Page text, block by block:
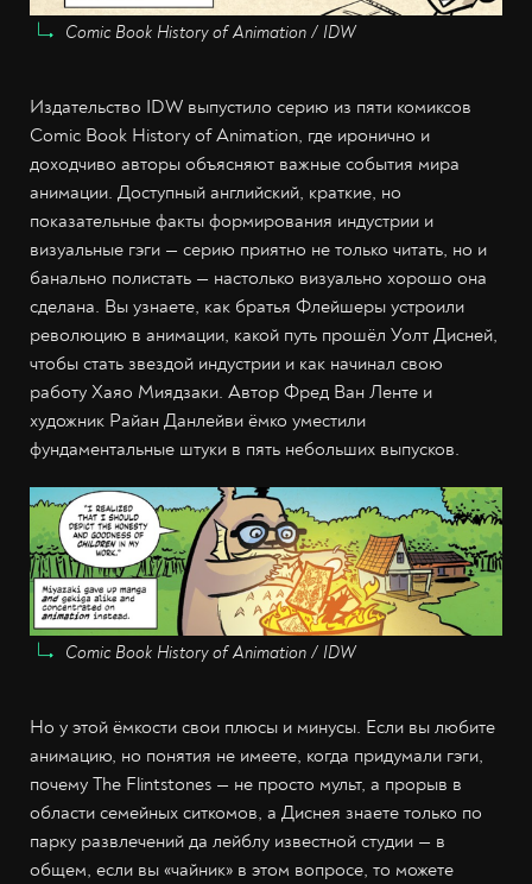
Comic Book History of Animation / IDW
Издательство IDW выпустило серию из пяти комиксов
Comic Book History of Animation, где иронично и
доходчиво авторы объясняют важные события мира
анимации. Доступный английский, краткие, но
показательные факты формирования индустрии и
визуальные гэги — серию приятно не только читать, но и
банально полистать — настолько визуально хорошо она
сделана. Вы узнаете, как братья Флейшеры устроили
революцию в анимации, какой путь прошёл Уолт Дисней,
чтобы стать звездой индустрии и как начинал свою
работу Хаяо Миядзаки. Автор Фред Ван Ленте и
художник Райан Данлейви ёмко уместили
фундаментальные штуки в пять небольших выпусков.
Comic Book History of Animation / IDW
Но у этой ёмкости свои плюсы и минусы. Если вы любите
анимацию, но понятия не имеете, когда придумали гэги,
почему The Flintstones — не просто мульт, а прорыв в
области семейных ситкомов, а Диснея знаете только по
парку развлечений да лейблу известной студии — в
общем, если вы «чайник» в этом вопросе, то можете